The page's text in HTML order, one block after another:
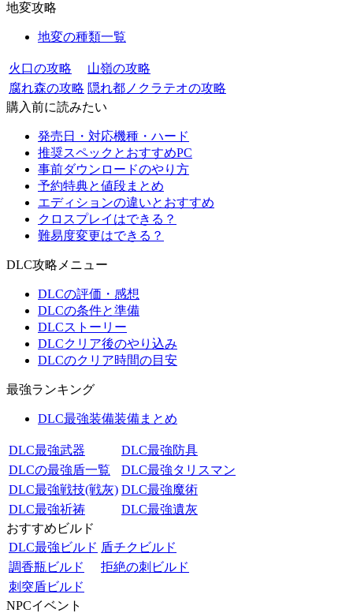
地変攻略
地変の種類一覧
火口の攻略
山嶺の攻略
腐れ森の攻略 隠れ都ノクラテオの攻略
購入前に読みたい
発売日・対応機種・ハード
推奨スペックとおすすめPC
事前ダウンロードのやり方
予約特典と値段まとめ
エディションの違いとおすすめ
クロスプレイはできる？
難易度変更はできる？
DLC攻略メニュー
DLCの評価・感想
DLCの条件と準備
DLCストーリー
DLCクリア後のやり込み
DLCのクリア時間の目安
最強ランキング
DLC最強装備装備まとめ
DLC最強武器
DLC最強防具
DLCの最強盾一覧
DLC最強タリスマン
DLC最強戦技(戦灰) DLC最強魔術
DLC最強祈祷
DLC最強遺灰
おすすめビルド
DLC最強ビルド 盾チクビルド
調香瓶ビルド
拒絶の刺ビルド
刺突盾ビルド
NPCイベント